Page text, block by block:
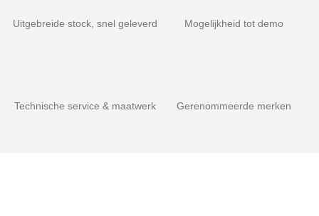
Uitgebreide stock, snel geleverd Mogelijkheid tot demo
Technische service & maatwerk Gerenommeerde merken